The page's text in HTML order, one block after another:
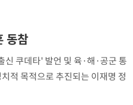
동참
쿠데타' 발언 및 육·해·공군 통
적 목적으로 추진되는 이재명 정
촉구 결의안'을 발의했다. 앞서